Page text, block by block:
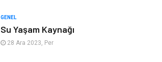
Spor
GENEL
Su Yaşam Kaynağı
28 Ara 2023, Per